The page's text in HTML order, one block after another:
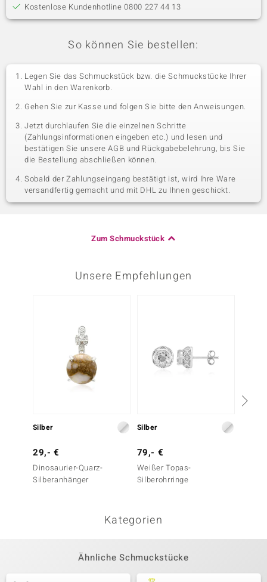
Kostenlose Kundenhotline 0800 227 44 13
So können Sie bestellen:
Legen Sie das Schmuckstück bzw. die Schmuckstücke Ihrer
Wahl in den Warenkorb.
Gehen Sie zur Kasse und folgen Sie bitte den Anweisungen.
Jetzt durchlaufen Sie die einzelnen Schritte
(Zahlungsinformationen eingeben etc.) und lesen und
bestätigen Sie unsere AGB und Rückgabebelehrung, bis Sie
die Bestellung abschließen können.
Sobald der Zahlungseingang bestätigt ist, wird Ihre Ware
versandfertig gemacht und mit DHL zu Ihnen geschickt.
Zum Schmuckstück
Unsere Empfehlungen
Silber
29,- €
Dinosaurier-Quarz-
Silberanhänger
Silber
79,- €
Weißer Topas-
Silberohrringe
Kategorien
Ähnliche Schmuckstücke